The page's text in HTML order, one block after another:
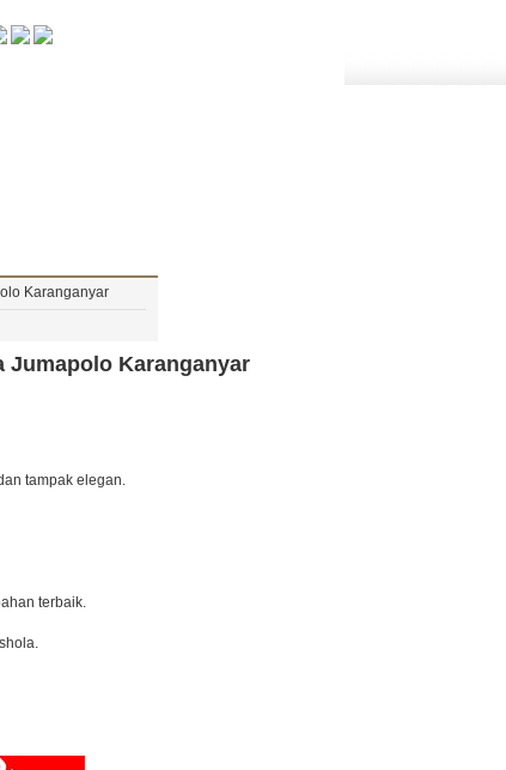
Karanganyar
Jumapolo Karanganyar
tampak elegan.
terbaik.